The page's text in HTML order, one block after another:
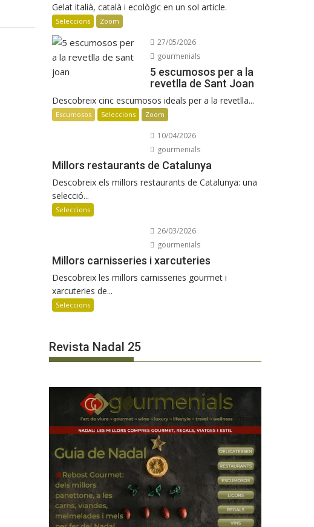
Gelat italià, català i ecològic en un sol article.
Seleccions Zoom
27/05/2026
gourmenials
5 escumosos per a la
revetlla de Sant Joan
Descobreix cinc escumosos ideals per a la revetlla...
Escumosos Seleccions Zoom
10/04/2026
gourmenials
Millors restaurants de Catalunya
Descobreix els millors restaurants de Catalunya: una
selecció...
Seleccions
26/03/2026
gourmenials
Millors carnisseries i xarcuteries
Descobreix les millors carnisseries gourmet i
xarcuteries de...
Seleccions
Revista Nadal 25